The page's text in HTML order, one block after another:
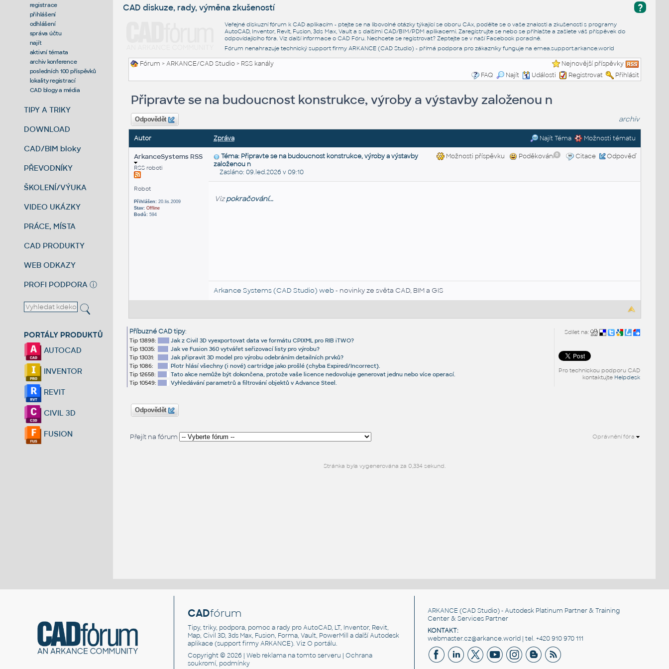
registrace
přihlášení
odhlášení
správa účtu
najít
aktivní témata
archiv konference
posledních 100 příspěvků
lokality registrací
CAD blogy a média
TIPY A TRIKY
DOWNLOAD
CAD/BIM bloky
PŘEVODNÍKY
ŠKOLENÍ/VÝUKA
VIDEO UKÁZKY
PRÁCE, MÍSTA
CAD PRODUKTY
WEB ODKAZY
PROFI PODPORA ⓘ
PORTÁLY PRODUKTŮ
AUTOCAD
INVENTOR
REVIT
CIVIL 3D
FUSION
?
CAD diskuze, rady, výměna zkušeností
Veřejné diskuzní fórum k CAD aplikacím - ptejte se na libovolné otázky týkající se oboru CAx, podělte se o vaše znalosti a zkušenosti s programy
AutoCAD, Inventor, Revit, Fusion, 3ds Max, Vault a s dalšími CAD/BIM/PDM aplikacemi. Zaregistrujte se nebo se přihlašte a zašlete váš příspěvek do
odpovídajícího fóra. Viz další informace o CAD Fóru. Nechcete se registrovat? Zeptejte se v naší Facebook poradně.
Fórum nenahrazuje technický support firmy ARKANCE (CAD Studio) - přímá podpora pro zákazníky funguje na emea.support.arkance.world
Fórum >ARKANCE/CAD Studio> RSS kanály
Nejnovější příspěvky
FAQ
Najít Události Registrovat Přihlásit
Připravte se na budoucnost konstrukce, výroby a výstavby založenou n
Odpovědět archiv
Autor Zpráva Najít Téma Možnosti tématu
ArkanceSystems RSS
RSS roboti
Robot
Přihlášen:20.lis.2009
Stav: Offline
Bodů:594
Možnosti příspěvku Poděkování 0 Citace Odpověď
Téma: Připravte se na budoucnost konstrukce, výroby a výstavby
založenou n
Zasláno: 09.led.2026 v 09:10
Vizpokračování...
Arkance Systems (CAD Studio) web- novinky ze světa CAD, BIM a GIS
Sdílet na:
Pro technickou podporu CAD
kontaktujte Helpdesk
Příbuzné CAD tipy:
Tip 13898:
Jak z Civil 3D vyexportovat data ve formátu CPIXML pro RIB iTWO?
Tip 13035:
Jak ve Fusion 360 vytvářet seřizovací listy pro výrobu?
Tip 13031:
Jak připravit 3D model pro výrobu odebráním detailních prvků?
Tip 1086:
Plotr hlásí všechny (i nové) cartridge jako prošlé (chyba Expired/Incorrect).
Tip 12658:
Tato akce nemůže být dokončena, protože vaše licence nedovoluje generovat jednu nebo více operací.
Tip 10549:
Vyhledávání parametrů a filtrování objektů v Advance Steel.
Odpovědět
Přejít na fórum Oprávnění fóra
Stránka byla vygenerována za 0,334 sekund.
CADfórum
Tipy, triky, podpora, pomoc a rady pro AutoCAD, LT, Inventor, Revit,
Map, Civil 3D, 3ds Max, Fusion, Forma, Vault, PowerMill a další Autodesk
aplikace (support firmy ARKANCE). VizO portálu.
Copyright © 2026 |Web reklama na tomto serveru |Ochrana
soukromí, podmínky
ARKANCE (CAD Studio) - Autodesk Platinum Partner & Training
Center & Services Partner
KONTAKT:
webmaster.cz@arkance.world | tel. +420 910 970 111